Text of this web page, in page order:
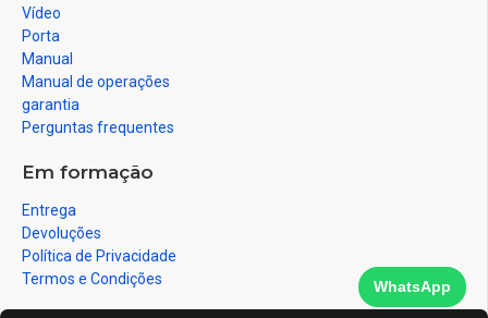
Vídeo
Porta
Manual
Manual de operações
garantia
Perguntas frequentes
Em formação
Entrega
Devoluções
Política de Privacidade
Termos e Condições
WhatsApp